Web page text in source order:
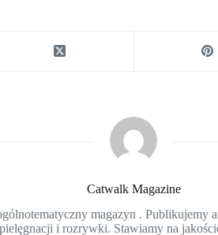
Catwalk Magazine
magazyn . Publikujemy
i rozrywki. Stawiamy na